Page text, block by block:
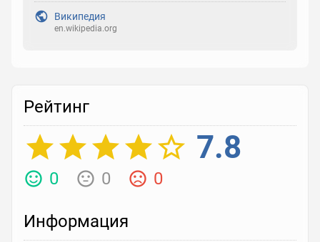
Википедия
en.wikipedia.org
Рейтинг
7.8
0 0 0
Информация